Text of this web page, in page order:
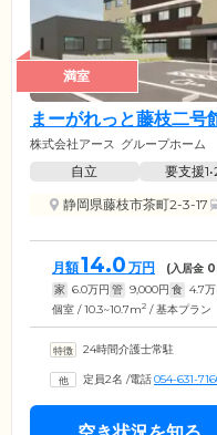
満室
まーがれっと藤枝二号
株式会社アース グループホーム
自立 要支援
静岡県藤枝市茶町2-3-17
月額14.0 万円 (入居金 0
家 6.0万円 管 9,000円 食 4.7
個室 / 10.3~10.7m2 / 基本プラン
24時間介護士常駐
定員2名 /電話054-631-